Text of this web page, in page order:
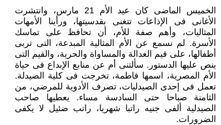
الخميس الماضى كان عيد الأم 21 مارس، وانتشرت
الأغانى فى الإذاعات تتغنى بقدسيتها، ورأينا الأمهات
المثاليات، وأهم صفة للأم، أن تحافظ على تماسك
الأسرة. لم نسمع عن الأم المثالية المبدعة، التى تربى
أطفالها، على قيم العدالة والمساواة والحرية، والقيم التى
ينص عليها الدستور. سألتنى أم عن منابع الإبداع فى حياة
الأم المصرية، اسمها فاطمة، تخرجت فى كلية الصيدلة.
تعمل فى إحدى الصيدليات، تصرف الأدوية للمرضي، من
الثامنة صباحا حتى السادسة مساء. يعطيها صاحب
الصيدلية ألفى جنيه راتبا شهريا، راتب ضئيل لا يكفى
الضرورات.